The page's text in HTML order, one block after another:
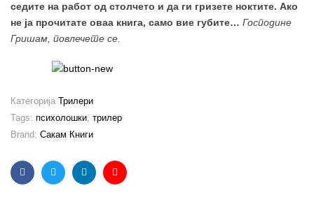
седите на работ од столчето и да ги гризете ноктите. Ако
не ја прочитате оваа книга, само вие губите… Господине
Гришам, повлечете се.
Категорија Трилери
Tags: психолошки, трилер
Brand: Сакам Книги
FacebookTwitterLinkedinEmail